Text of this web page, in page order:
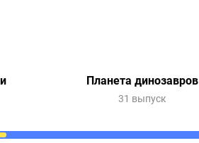
Планета динозавров
31 выпуск